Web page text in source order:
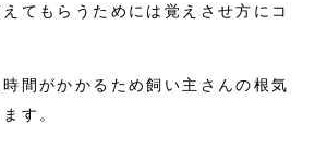
てもらうためには覚えさせ方にコ
間がかかるため飼い主さんの根気
す。